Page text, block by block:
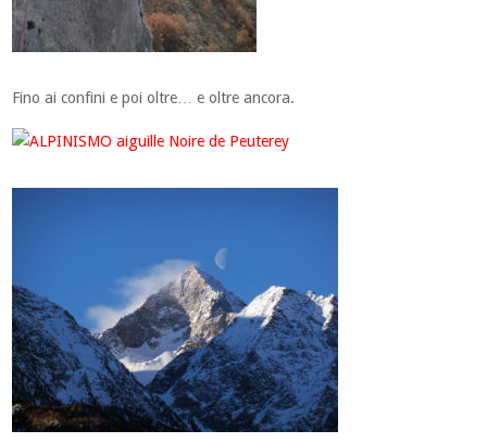
Fino ai confini e poi oltre… e oltre ancora.